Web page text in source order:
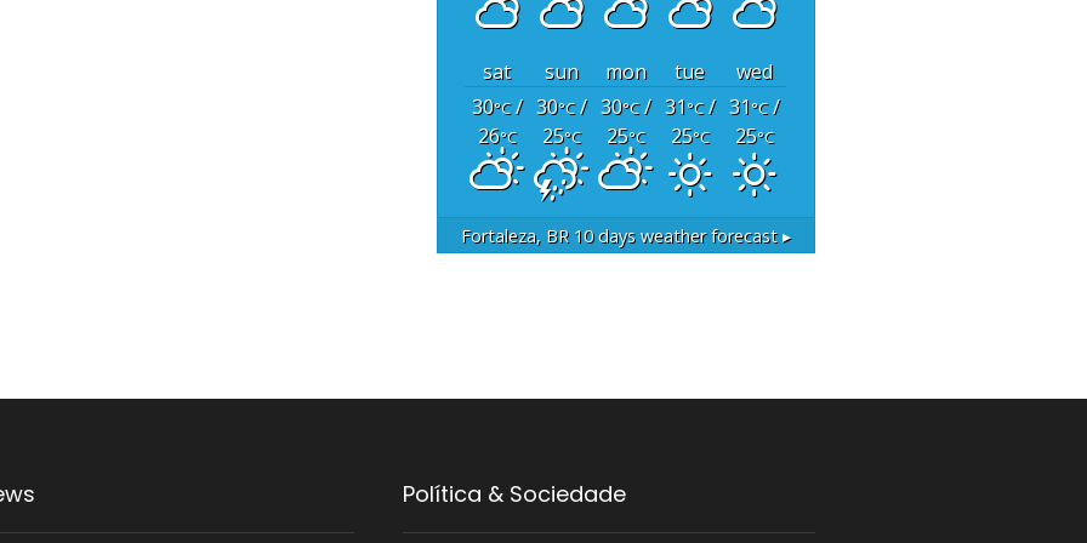
sat sun mon tue
wed
30°C/
26°C
30°C/
25°C
30°C/
25°C
31°C/
25°C
31°C/
25°C
Fortaleza, BR 10 days weather forecast ▸
Política & Sociedade